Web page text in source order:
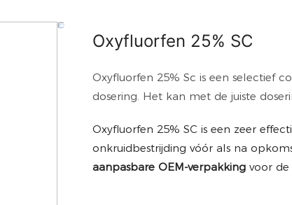
Oxyfluorfen 25% SC
Oxyfluorfen 25% Sc is een selectief
dosering. Het kan met de juiste
Oxyfluorfen 25% SC is een zeer
onkruidbestrijding vóór als na
aanpasbare OEM-verpakking voor